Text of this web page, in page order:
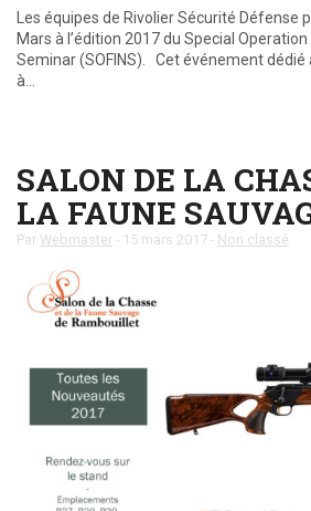
Les équipes de Rivolier Sécurité Défense
Mars à l’édition 2017 du Special
Seminar (SOFINS). Cet événement
à…
SALON DE LA
LA FAUNE
Par Webmaster - 15 mars 2017 - Non classé